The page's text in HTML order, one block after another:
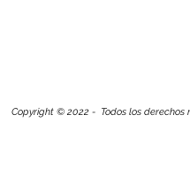
Copyright © 2022 - Todos los derechos